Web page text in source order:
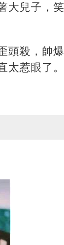
大兒子，笑
頭殺，帥爆
惹眼了。